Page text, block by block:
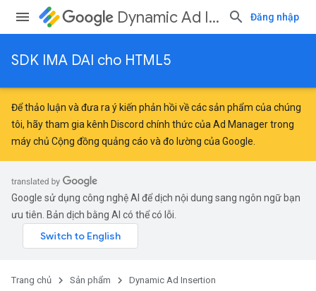
Dynamic Ad Insertion Đăng nhập
SDK IMA DAI cho HTML5
Để thảo luận và đưa ra ý kiến phản hồi về các sản phẩm của chúng
tôi, hãy tham gia kênh Discord chính thức của Ad Manager trong
máy chủ Cộng đồng quảng cáo và đo lường của Google
Google sử dụng công nghệ AI để dịch nội dung sang ngôn ngữ bạn
ưu tiên. Bản dịch bằng AI có thể có lỗi.
Trang chủ Sản phẩm
Dynamic Ad Insertion